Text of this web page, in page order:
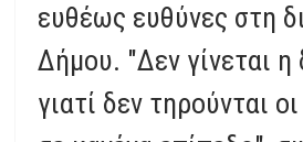
ευθέως ευθύνες στη
Δήμου. "Δεν γίνεται η
γιατί δεν τηρούνται